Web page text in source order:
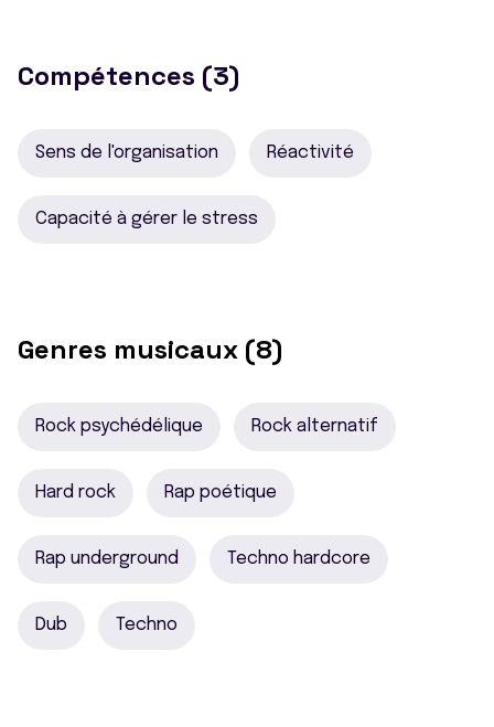
Compétences (3)
Sens de l'organisation Réactivité
Capacité à gérer le stress
Genres musicaux (8)
Rock psychédélique Rock alternatif
Hard rock Rap poétique
Rap underground Techno hardcore
Dub Techno